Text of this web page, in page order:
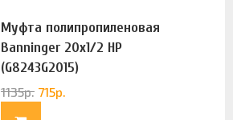
Муфта полипропиленовая
Banninger 20х1/2 НР
(G8243G2015)
1135р. 715р.